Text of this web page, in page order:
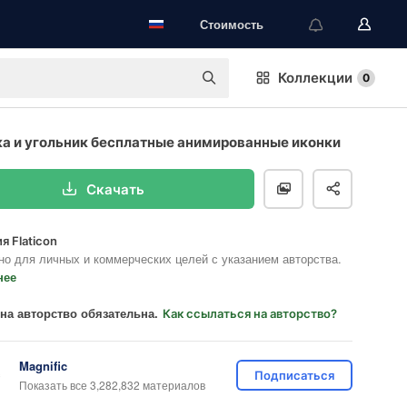
Стоимость
Коллекции 0
и угольник бесплатные анимированные иконки
Скачать
Flaticon
для личных и коммерческих целей с указанием авторства.
авторство обязательна. Как ссылаться на авторство?
Magnific
Показать все 3,282,832 материалов
Подписаться